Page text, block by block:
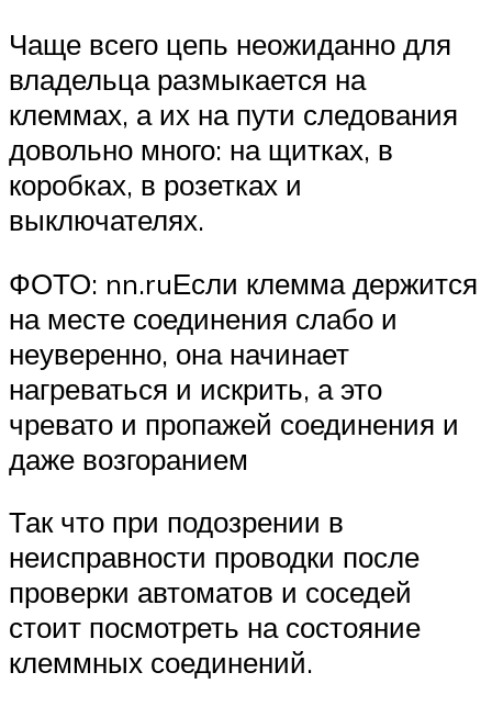
Чаще всего цепь неожиданно для
владельца размыкается на
клеммах, а их на пути следования
довольно много: на щитках, в
коробках, в розетках и
выключателях.
ФОТО: nn.ruЕсли клемма держится
на месте соединения слабо и
неуверенно, она начинает
нагреваться и искрить, а это
чревато и пропажей соединения и
даже возгоранием
Так что при подозрении в
неисправности проводки после
проверки автоматов и соседей
стоит посмотреть на состояние
клеммных соединений.